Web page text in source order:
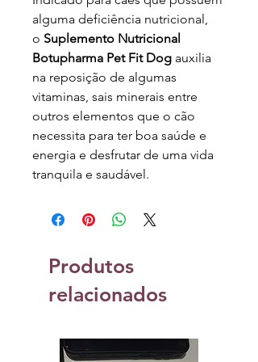
alguma deficiência nutricional,
o Suplemento Nutricional
Botupharma Pet Fit Dog auxilia
na reposição de algumas
vitaminas, sais minerais entre
outros elementos que o cão
necessita para ter boa saúde e
energia e desfrutar de uma vida
tranquila e saudável.
Produtos
relacionados